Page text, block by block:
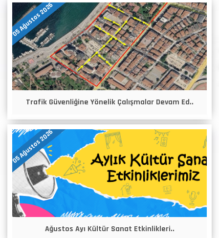
05 Ağustos 2026
Trafik Güvenliğine Yönelik Çalışmalar Devam Ed..
05 Ağustos 2026
Ağustos Ayı Kültür Sanat Etkinlikleri..